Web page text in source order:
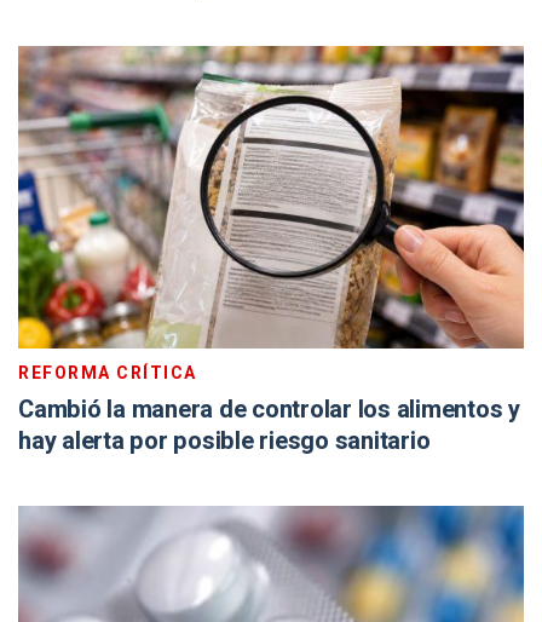
REFORMA CRÍTICA
Cambió la manera de controlar los alimentos y
hay alerta por posible riesgo sanitario